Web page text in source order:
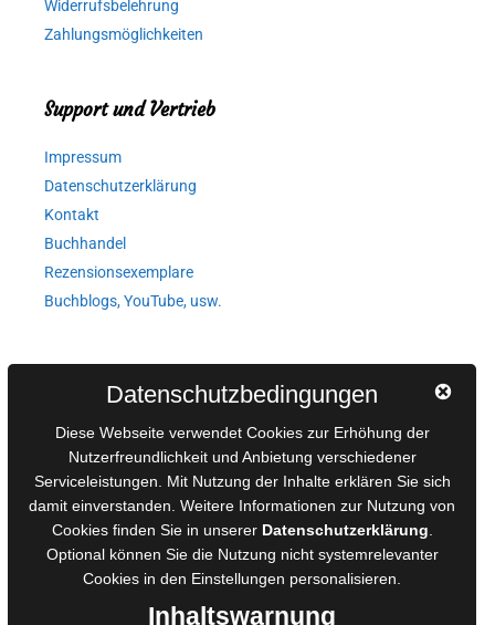
Widerrufsbelehrung
Zahlungsmöglichkeiten
Support und Vertrieb
Impressum
Datenschutzerklärung
Kontakt
Buchhandel
Rezensionsexemplare
Buchblogs, YouTube, usw.
AGB für Medienprojekte
Online-Artikel
Manuskripte einreichen
Ausschreibungen
Belegexemplare
Eigenbedarfsexemplare
Datenschutzbedingungen
Diese Webseite verwendet Cookies zur Erhöhung der
Nutzerfreundlichkeit und Anbietung verschiedener
Serviceleistungen. Mit Nutzung der Inhalte erklären Sie sich
damit einverstanden. Weitere Informationen zur Nutzung von
Cookies finden Sie in unserer Datenschutzerklärung
Optional können Sie die Nutzung nicht systemrelevanter
Cookies in den Einstellungen personalisieren.
Inhaltswarnung